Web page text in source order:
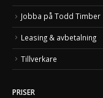
Jobba på Todd Timber
Leasing & avbetalning
Tillverkare
PRISER